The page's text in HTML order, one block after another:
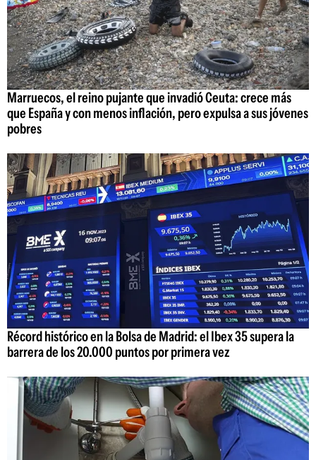
Marruecos, el reino pujante que invadió Ceuta: crece más
que España y con menos inflación, pero expulsa a sus jóvenes
pobres
Récord histórico en la Bolsa de Madrid: el Ibex 35 supera la
barrera de los 20.000 puntos por primera vez